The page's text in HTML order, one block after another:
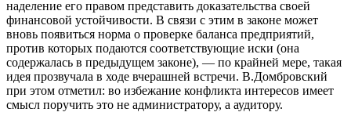
наделение его правом представить доказательства своей
финансовой устойчивости. В связи с этим в законе может
вновь появиться норма о проверке баланса предприятий,
против которых подаются соответствующие иски (она
содержалась в предыдущем законе), — по крайней мере, такая
идея прозвучала в ходе вчерашней встречи. В.Домбровский
при этом отметил: во избежание конфликта интересов имеет
смысл поручить это не администратору, а аудитору.